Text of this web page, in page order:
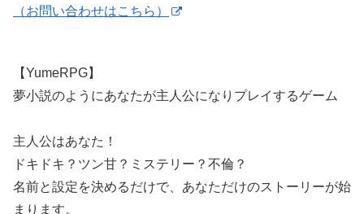
（お問い合わせはこちら）
【YumeRPG】
夢小説のようにあなたが主人公になりプレイするゲーム
主人公はあなた！
ドキドキ？ツン甘？ミステリー？不倫？
名前と設定を決めるだけで、あなただけのストーリーが始
まります。